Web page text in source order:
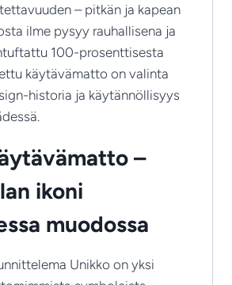
– pitkän ja kapean
ilme pysyy rauhallisena ja
100-prosenttisesta
käytävämatto on valinta
historia ja käytännöllisyys
–
ikoni
muodossa
Unikko on yksi